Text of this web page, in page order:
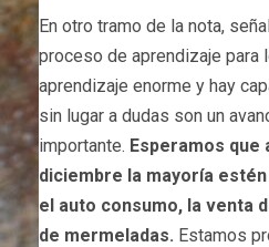
En otro tramo de la nota,
proceso de aprendizaje para
aprendizaje enorme y hay
sin lugar a dudas son un
importante. Esperamos que
diciembre la mayoría
el auto consumo, la venta
de mermeladas. Estamos